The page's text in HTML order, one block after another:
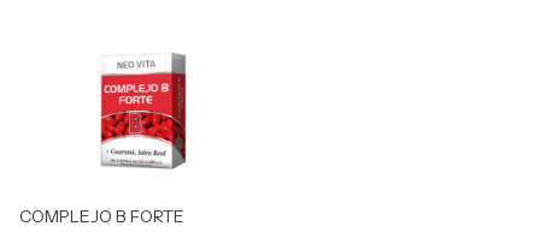
COMPLEJO B FORTE